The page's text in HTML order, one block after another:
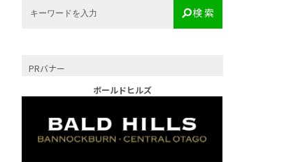
検 索
PRバナー
ボールドヒルズ